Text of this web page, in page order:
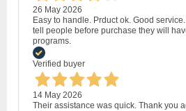
26 May 2026
Easy to handle. Prduct ok. Good
tell people before purchase they will
programs.
Verified buyer
14 May 2026
Their assistance was quick. Thank you